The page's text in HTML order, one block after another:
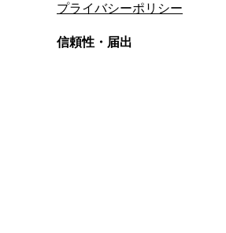
プライバシーポリシー
信頼性・届出